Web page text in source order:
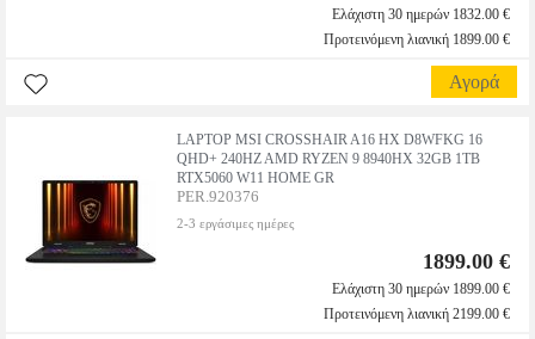
Ελάχιστη 30 ημερών 1832.00 €
Προτεινόμενη λιανική 1899.00 €
Αγορά
LAPTOP MSI CROSSHAIR A16 HX D8WFKG 16
QHD+ 240HZ AMD RYZEN 9 8940HX 32GB 1TB
RTX5060 W11 HOME GR
PER.920376
2-3 εργάσιμες ημέρες
1899.00 €
Ελάχιστη 30 ημερών 1899.00 €
Προτεινόμενη λιανική 2199.00 €